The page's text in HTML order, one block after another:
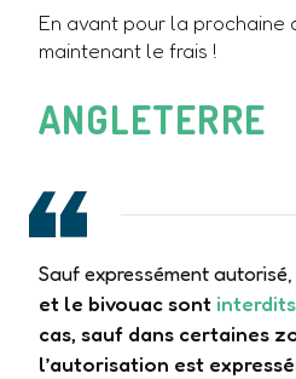
En avant pour la prochaine
maintenant le frais !
ANGLETERRE
Sauf expressément autorisé,
et le bivouac sont interdits
cas, sauf dans certaines
l’autorisation est